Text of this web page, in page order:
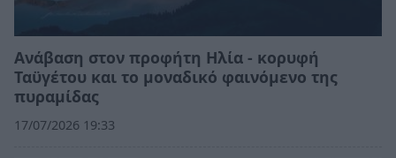
Ανάβαση στον προφήτη Ηλία - κορυφή
Ταϋγέτου και το μοναδικό φαινόμενο της
πυραμίδας
17/07/2026 19:33